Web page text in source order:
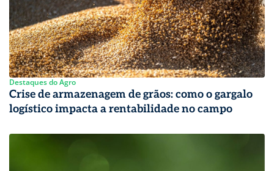
Destaques do Agro
Crise de armazenagem de grãos: como o gargalo
logístico impacta a rentabilidade no campo